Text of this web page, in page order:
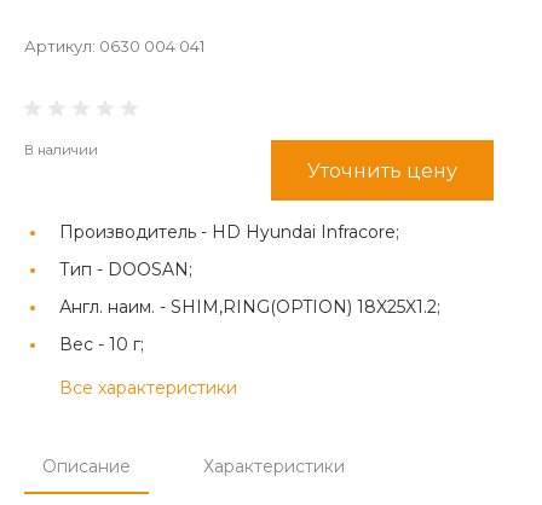
Артикул: 0630 004 041
В наличии
Уточнить цену
Производитель - HD Hyundai Infracore;
Тип - DOOSAN;
Англ. наим. - SHIM,RING(OPTION) 18X25X1.2;
Вес - 10 г;
Все характеристики
Описание Характеристики